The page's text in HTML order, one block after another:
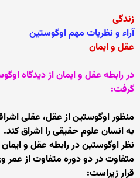
زندگی
آراء و نظریات مهم اوگوستین
عقل و ایمان
در رابطه عقل و ایمان از دیدگاه
گرفت:
منظور اوگوستین از عقل، عقلی
به انسان علوم حقیقی را اشراق کند.
نظر اوگوستین در رابطه عقل و
متفاوت در دو دوره متفاوت از عمر
قرار زیراست: